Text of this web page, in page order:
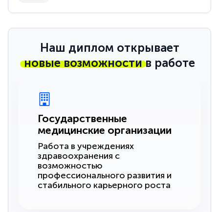
Наш диплом открывает
новые возможностив работе
Государственные
медицинские организации
Работа в учреждениях
здравоохранения с
возможностью
профессионального развития и
стабильного карьерного роста